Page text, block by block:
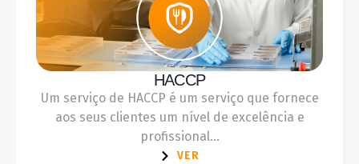
HACCP
Um serviço de HACCP é um serviço que fornece
aos seus clientes um nível de excelência e
profissional...
VER